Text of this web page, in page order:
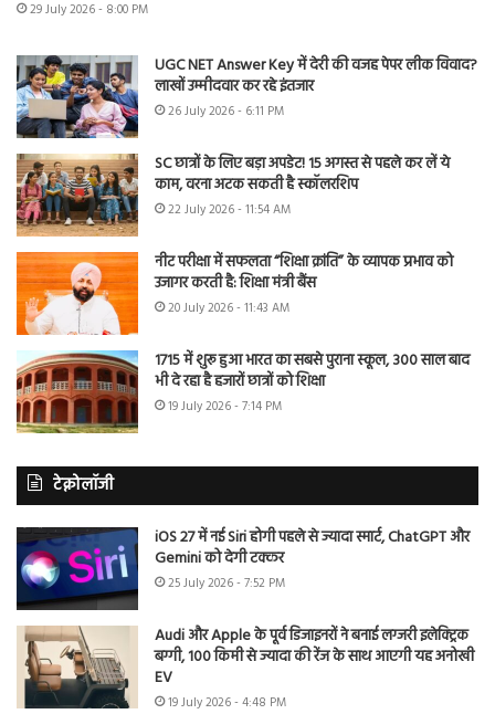
29 July 2026 - 8:00 PM
UGC NET Answer Key में देरी की वजह पेपर लीक विवाद?
लाखों उम्मीदवार कर रहे इंतजार
26 July 2026 - 6:11 PM
SC छात्रों के लिए बड़ा अपडेट! 15 अगस्त से पहले कर लें ये
काम, वरना अटक सकती है स्कॉलरशिप
22 July 2026 - 11:54 AM
नीट परीक्षा में सफलता “शिक्षा क्रांति” के व्यापक प्रभाव को
उजागर करती है: शिक्षा मंत्री बैंस
20 July 2026 - 11:43 AM
1715 में शुरू हुआ भारत का सबसे पुराना स्कूल, 300 साल बाद
भी दे रहा है हजारों छात्रों को शिक्षा
19 July 2026 - 7:14 PM
टेक्नोलॉजी
iOS 27 में नई Siri होगी पहले से ज्यादा स्मार्ट, ChatGPT और
Gemini को देगी टक्कर
25 July 2026 - 7:52 PM
Audi और Apple के पूर्व डिजाइनरों ने बनाई लग्जरी इलेक्ट्रिक
बग्गी, 100 किमी से ज्यादा की रेंज के साथ आएगी यह अनोखी
EV
19 July 2026 - 4:48 PM